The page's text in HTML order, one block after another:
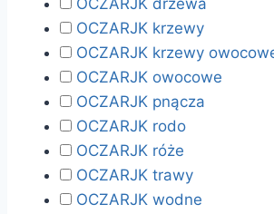
OCZARJK drzewa
OCZARJK krzewy
OCZARJK krzewy
OCZARJK owocowe
OCZARJK pnącza
OCZARJK rodo
OCZARJK róże
OCZARJK trawy
OCZARJK wodne